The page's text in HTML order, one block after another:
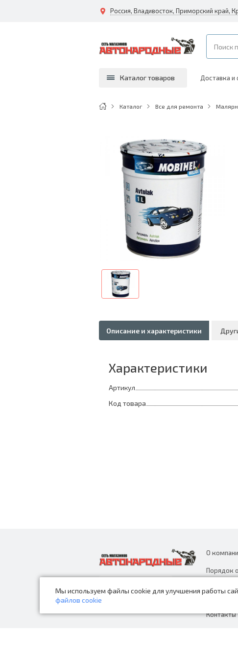
Мы используем файлы cookie для улучшения работы
файлов cookie
Каталог товаров Доставка и
Каталог Все для ремонта
Описание и характеристики
Характеристики
Артикул
Код товара
О
Порядок
данных
Контакты